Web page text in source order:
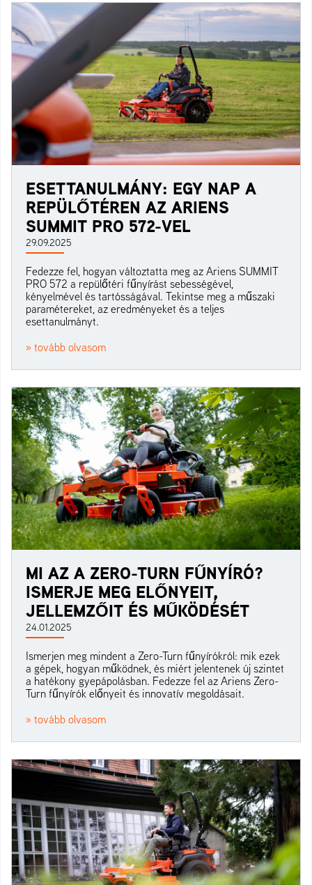
ESETTANULMÁNY: EGY NAP A
REPÜLŐTÉREN AZ ARIENS
SUMMIT PRO 572-VEL
29.09.2025
Fedezze fel, hogyan változtatta meg az Ariens SUMMIT
PRO 572 a repülőtéri fűnyírást sebességével,
kényelmével és tartósságával. Tekintse meg a műszaki
paramétereket, az eredményeket és a teljes
esettanulmányt.
» tovább olvasom
MI AZ A ZERO-TURN FŰNYÍRÓ?
ISMERJE MEG ELŐNYEIT,
JELLEMZŐIT ÉS MŰKÖDÉSÉT
24.01.2025
Ismerjen meg mindent a Zero-Turn fűnyírókról: mik ezek
a gépek, hogyan működnek, és miért jelentenek új szintet
a hatékony gyepápolásban. Fedezze fel az Ariens Zero-
Turn fűnyírók előnyeit és innovatív megoldásait.
» tovább olvasom